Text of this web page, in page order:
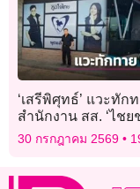
‘เสรีพิศุทธ์’ แวะทัก
สำนักงาน สส. ‘ไชย
อยากถามมีเอกสาร
ต้องหรือไม่
30 กรกฎาคม 2569